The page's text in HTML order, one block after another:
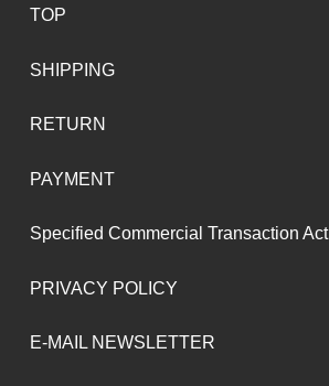
TOP
SHIPPING
RETURN
PAYMENT
Specified Commercial Transaction Act
PRIVACY POLICY
E-MAIL NEWSLETTER